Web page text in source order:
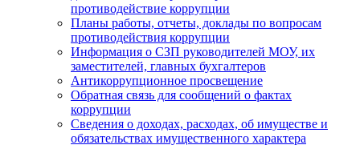
противодействие коррупции
Планы работы, отчеты, доклады по вопросам
противодействия коррупции
Информация о СЗП руководителей МОУ, их
заместителей, главных бухгалтеров
Антикоррупционное просвещение
Обратная связь для сообщений о фактах
коррупции
Сведения о доходах, расходах, об имуществе и
обязательствах имущественного характера